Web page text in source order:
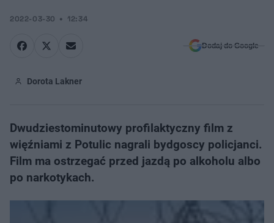
2022-03-30 12:34
Dodaj do Google
Dorota Lakner
Dwudziestominutowy profilaktyczny film z
więźniami z Potulic nagrali bydgoscy policjanci.
Film ma ostrzegać przed jazdą po alkoholu albo
po narkotykach.